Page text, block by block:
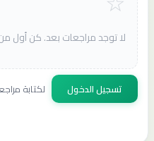
لا توجد مراجعات بعد. كن أول
تسجيل الدخول لكتابة